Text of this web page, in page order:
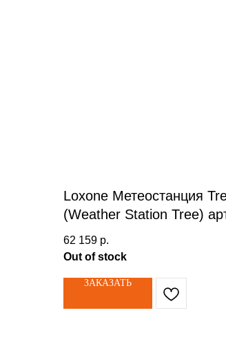
Loxone Метеостанция
(Weather Station Tree)
100246
62 159 р.
Out of stock
ЗАКАЗАТЬ